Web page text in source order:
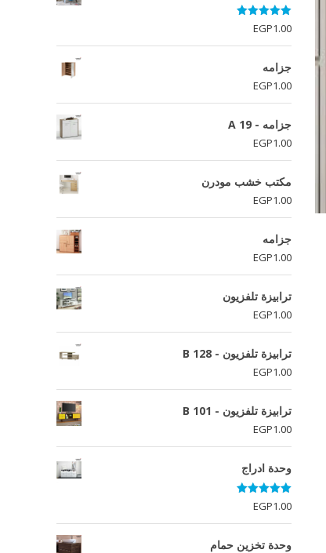
تم التقييم
5.00
من 5
EGP1.00
جزامه
EGP1.00
جزامه - A 19
EGP1.00
مكتب خشب مودرن
EGP1.00
جزامه
EGP1.00
ترابيزة تلفزيون
EGP1.00
ترابيزة تلفزيون - B 128
EGP1.00
ترابيزة تلفزيون - B 101
EGP1.00
وحدة ادراج
تم التقييم
5.00
من 5
EGP1.00
وحدة تخزين حمام